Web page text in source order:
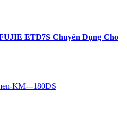
ETD7S Chuyên Dụng Cho